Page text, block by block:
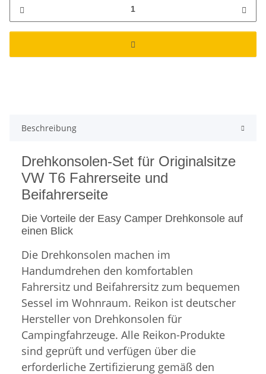
Beschreibung
Drehkonsolen-Set für Originalsitze
VW T6 Fahrerseite und
Beifahrerseite
Die Vorteile der Easy Camper Drehkonsole auf
einen Blick
Die Drehkonsolen machen im
Handumdrehen den komfortablen
Fahrersitz und Beifahrersitz zum bequemen
Sessel im Wohnraum. Reikon ist deutscher
Hersteller von Drehkonsolen für
Campingfahrzeuge. Alle Reikon-Produkte
sind geprüft und verfügen über die
erforderliche Zertifizierung gemäß den